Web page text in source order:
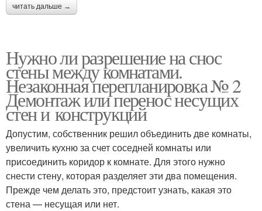
читать дальше →
Нужно ли разрешение на снос
стены между комнатами.
Незаконная перепланировка № 2
Демонтаж или перенос несущих
стен и конструкций
Допустим, собственник решил объединить две комнаты,
увеличить кухню за счет соседней комнаты или
присоединить коридор к комнате. Для этого нужно
снести стену, которая разделяет эти два помещения.
Прежде чем делать это, предстоит узнать, какая это
стена — несущая или нет.